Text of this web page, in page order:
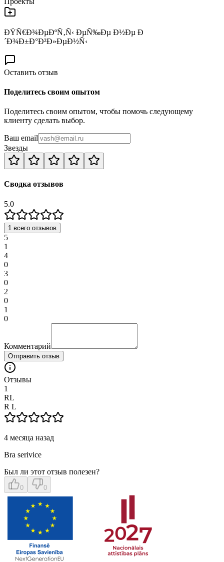
ÐŸÑ€Ð¾ÐµÐºÑ‚Ñ‹ ÐµÑ‰Ðµ Ð½Ðµ Ð
´Ð¾Ð±Ð°Ð²Ð»ÐµÐ½Ñ‹
Оставить отзыв
Поделитесь своим опытом
Поделитесь своим опытом, чтобы помочь следующему
клиенту сделать выбор.
Ваш email
Звезды
Сводка отзывов
5.0
1 всего отзывов
5
1
4
0
3
0
2
0
1
0
Комментарий
Отправить отзыв
Отзывы
1
RL
R L
4 месяца назад
Bra serivice
Был ли этот отзыв полезен?
0 0